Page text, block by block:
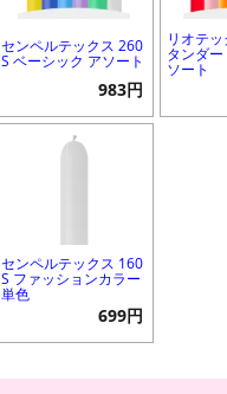
センペルテックス 260
S ベーシック アソート
983円
リオテ
タンダ
ソート
センペルテックス 160
S ファッションカラー
単色
699円